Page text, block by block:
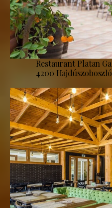
Restaurant Platan
4200